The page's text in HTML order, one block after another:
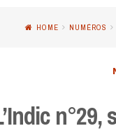
HOME NUMÉROS